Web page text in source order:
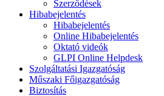
Szerződések
Hibabejelentés
Hibabejelentés
Online Hibabejelentés
Oktató videók
GLPI Online Helpdesk
Szolgáltatási Igazgatóság
Műszaki Főigazgatóság
Biztosítás